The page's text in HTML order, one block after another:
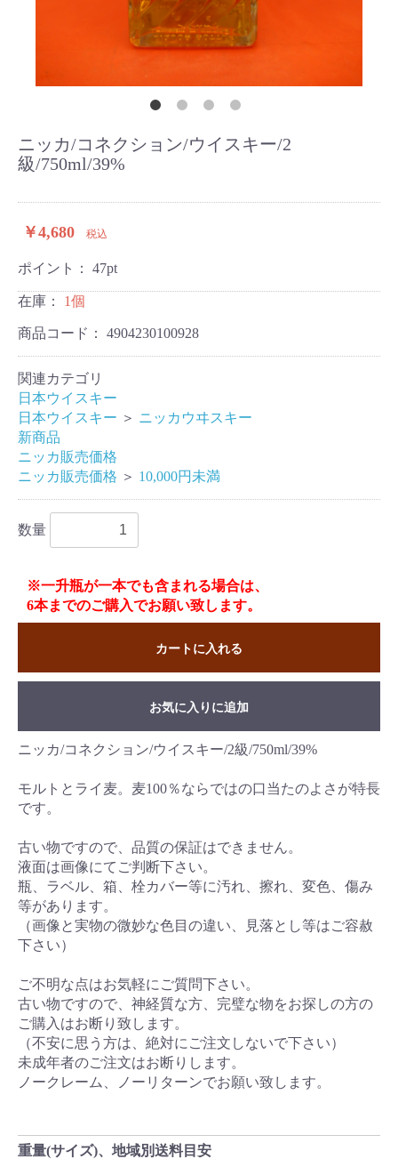
ニッカ/コネクション/ウイスキー/2
級/750ml/39%
￥4,680 税込
ポイント： 47pt
在庫： 1個
商品コード： 4904230100928
関連カテゴリ
日本ウイスキー
日本ウイスキー ＞ ニッカウヰスキー
新商品
ニッカ販売価格
ニッカ販売価格 ＞ 10,000円未満
数量
※一升瓶が一本でも含まれる場合は、
6本までのご購入でお願い致します。
カートに入れる
お気に入りに追加
ニッカ/コネクション/ウイスキー/2級/750ml/39%
モルトとライ麦。麦100％ならではの口当たのよさが特長
です。
古い物ですので、品質の保証はできません。
液面は画像にてご判断下さい。
瓶、ラベル、箱、栓カバー等に汚れ、擦れ、変色、傷み
等があります。
（画像と実物の微妙な色目の違い、見落とし等はご容赦
下さい）
ご不明な点はお気軽にご質問下さい。
古い物ですので、神経質な方、完璧な物をお探しの方の
ご購入はお断り致します。
（不安に思う方は、絶対にご注文しないで下さい）
未成年者のご注文はお断りします。
ノークレーム、ノーリターンでお願い致します。
重量(サイズ)、地域別送料目安